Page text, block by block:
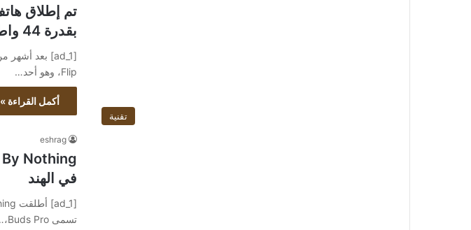
بقدرة 44 واط في الهند
Flip، وهو أحد…
أكمل القراءة »
تقنية
eshrag
في الهند
تسمى Buds Pro،…